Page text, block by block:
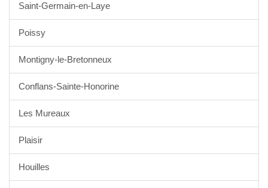
Saint-Germain-en-Laye
Poissy
Montigny-le-Bretonneux
Conflans-Sainte-Honorine
Les Mureaux
Plaisir
Houilles